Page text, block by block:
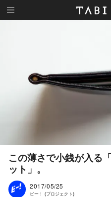
この薄さで小銭が入る
ット」。
2017/05/25
ビー！ (プロジェクト)